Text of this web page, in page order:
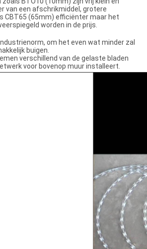
van een afschrikmiddel, grotere
CBT65 (65mm) efficiënter maar het
worden in de prijs.
om het even wat minder zal
buigen.
verschillend van de gelaste bladen
voor bovenop muur installeert.